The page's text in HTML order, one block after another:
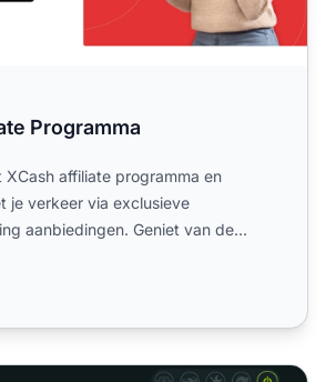
Programma
XCash affiliate programma en
je verkeer via exclusieve
aanbiedingen. Geniet van de
Programma